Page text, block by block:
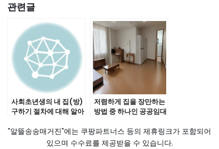
관련글
사회초년생의 내 집(방)
구하기 절차에 대해 알아
저렴하게 집을 장만하는
방법 중 하나인 공공임대
내 경험담 수록)
"알뜰송송매거진"에는 쿠팡파트너스 등의 제휴링크가 포함되어
있으며 수수료를 제공받을 수 있습니다.